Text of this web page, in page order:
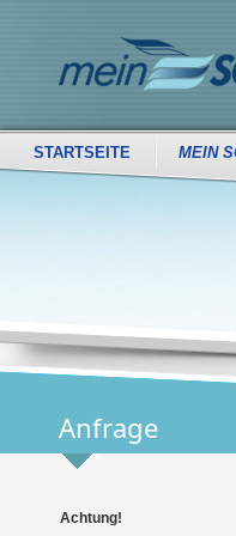
STARTSEITE MEIN
Anfrage
Achtung!